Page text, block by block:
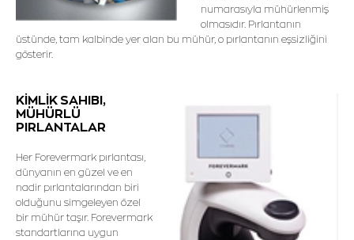
numarasıyla mühürlenmiş
olmasıdır. Pırlantanın
üstünde, tam kalbinde yer alan bu mühür, o pırlantanın eşsizliğini
gösterir.
KİMLİK SAHIBI,
MÜHÜRLÜ
PIRLANTALAR
Her Forevermark pırlantası,
dünyanın en güzel ve en
nadir pırlantalarından biri
olduğunu simgeleyen özel
bir mühür taşır. Forevermark
standartlarına uygun